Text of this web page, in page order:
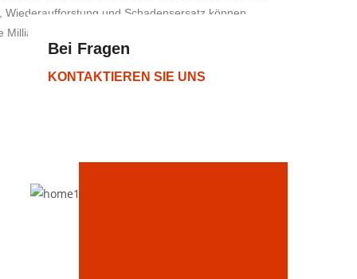
Wiederaufforstung und Schadensersatz können
Milliarden gehen
Bei Fragen
KONTAKTIEREN SIE UNS